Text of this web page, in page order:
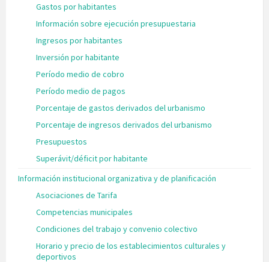
Gastos por habitantes
Información sobre ejecución presupuestaria
Ingresos por habitantes
Inversión por habitante
Período medio de cobro
Período medio de pagos
Porcentaje de gastos derivados del urbanismo
Porcentaje de ingresos derivados del urbanismo
Presupuestos
Superávit/déficit por habitante
Información institucional organizativa y de planificación
Asociaciones de Tarifa
Competencias municipales
Condiciones del trabajo y convenio colectivo
Horario y precio de los establecimientos culturales y
deportivos